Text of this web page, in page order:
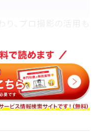
チコピー
違いを明確に伝える文